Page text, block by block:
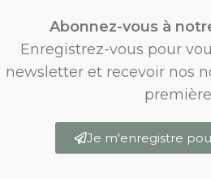
Abonnez-vous à
Enregistrez-vous pour
newsletter et recevoir nos
Je m'enregistre